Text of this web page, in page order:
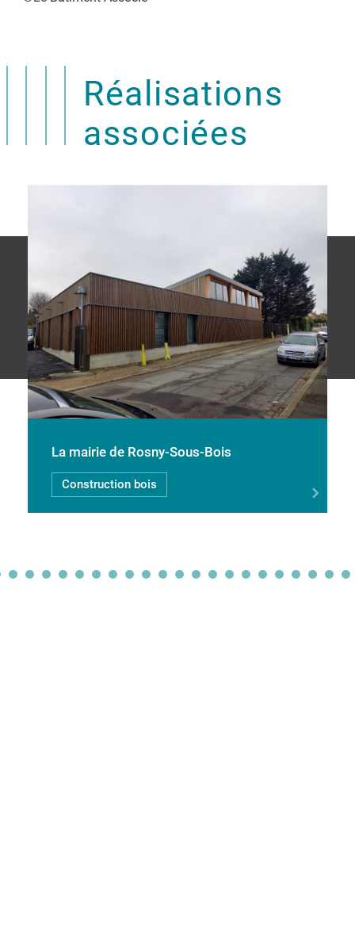
Réalisations
associées
La mairie de Rosny-Sous-Bois
Construction bois